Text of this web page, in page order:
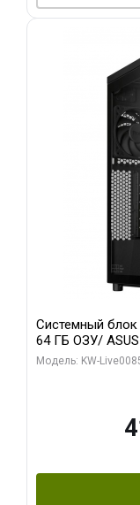
Системный блок
64 ГБ ОЗУ/ ASUS
256bit Type-C DP
Модель: KW-